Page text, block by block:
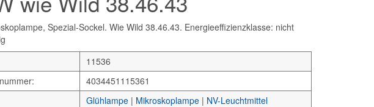
Spezial-Sockel. Wie Wild 38.46.43. Energieeffizienzklasse: nicht
11536
4034451115361
Glühlampe| Mikroskoplampe| NV-Leuchtmittel